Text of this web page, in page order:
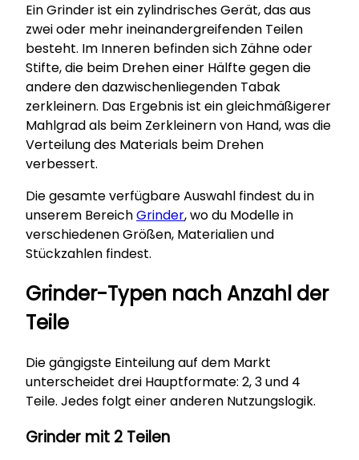
Ein Grinder ist ein zylindrisches Gerät, das aus
zwei oder mehr ineinandergreifenden Teilen
besteht. Im Inneren befinden sich Zähne oder
Stifte, die beim Drehen einer Hälfte gegen die
andere den dazwischenliegenden Tabak
zerkleinern. Das Ergebnis ist ein gleichmäßigerer
Mahlgrad als beim Zerkleinern von Hand, was die
Verteilung des Materials beim Drehen
verbessert.
Die gesamte verfügbare Auswahl findest du in
unserem BereichGrinder, wo du Modelle in
verschiedenen Größen, Materialien und
Stückzahlen findest.
Grinder-Typen nach Anzahl der
Teile
Die gängigste Einteilung auf dem Markt
unterscheidet drei Hauptformate: 2, 3 und 4
Teile. Jedes folgt einer anderen Nutzungslogik.
Grinder mit 2 Teilen